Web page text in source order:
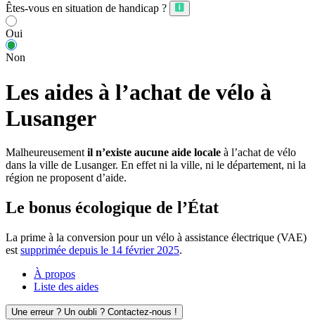
Êtes-vous en situation de handicap ?
Oui
Non
Les aides à l’achat de vélo à
Lusanger
Malheureusement il n’existe aucune aide locale à l’achat de vélo
dans la ville de Lusanger. En effet ni la ville, ni le département, ni la
région ne proposent d’aide.
Le bonus écologique de l’État
La prime à la conversion pour un vélo à assistance électrique (VAE)
est supprimée depuis le 14 février 2025.
À propos
Liste des aides
Une erreur ? Un oubli ? Contactez-nous !